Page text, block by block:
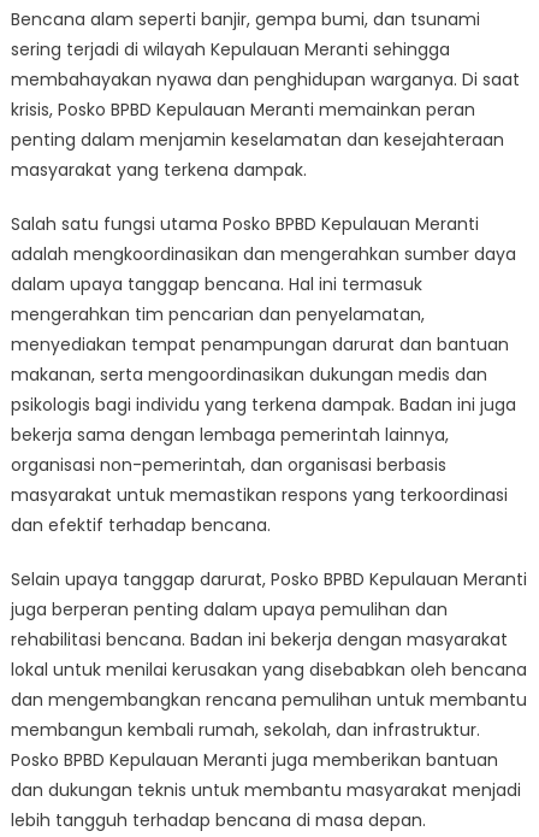
Bencana alam seperti banjir, gempa bumi, dan tsunami
sering terjadi di wilayah Kepulauan Meranti sehingga
membahayakan nyawa dan penghidupan warganya. Di saat
krisis, Posko BPBD Kepulauan Meranti memainkan peran
penting dalam menjamin keselamatan dan kesejahteraan
masyarakat yang terkena dampak.
Salah satu fungsi utama Posko BPBD Kepulauan Meranti
adalah mengkoordinasikan dan mengerahkan sumber daya
dalam upaya tanggap bencana. Hal ini termasuk
mengerahkan tim pencarian dan penyelamatan,
menyediakan tempat penampungan darurat dan bantuan
makanan, serta mengoordinasikan dukungan medis dan
psikologis bagi individu yang terkena dampak. Badan ini juga
bekerja sama dengan lembaga pemerintah lainnya,
organisasi non-pemerintah, dan organisasi berbasis
masyarakat untuk memastikan respons yang terkoordinasi
dan efektif terhadap bencana.
Selain upaya tanggap darurat, Posko BPBD Kepulauan Meranti
juga berperan penting dalam upaya pemulihan dan
rehabilitasi bencana. Badan ini bekerja dengan masyarakat
lokal untuk menilai kerusakan yang disebabkan oleh bencana
dan mengembangkan rencana pemulihan untuk membantu
membangun kembali rumah, sekolah, dan infrastruktur.
Posko BPBD Kepulauan Meranti juga memberikan bantuan
dan dukungan teknis untuk membantu masyarakat menjadi
lebih tangguh terhadap bencana di masa depan.